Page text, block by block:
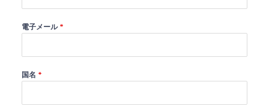
電子メール*
国名 *